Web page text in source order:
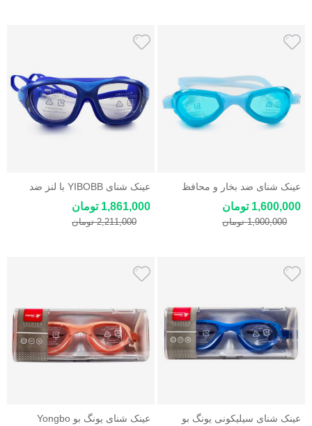
عینک شنای ضد بخار و محافظ
یووی YIBOBB
1,600,000 تومان
1,900,000 تومان
عینک شنای YIBOBB با لنز ضد
بخار و UV
1,861,000 تومان
2,211,000 تومان
عینک شنای سیلیکونی یونگ بو
عینک شنای یونگ بو Yongbo